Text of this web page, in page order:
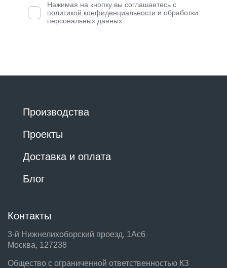
Нажимая на кнопку вы соглашаетесь с
политикой конфиденциальности и обработки
персональных данных
Производства
Проекты
Доставка и оплата
Блог
Контакты
3-й Нижнелихоборский проезд, 1Ас6
Москва, 127238
Общество с ограниченной ответственностью КЗ